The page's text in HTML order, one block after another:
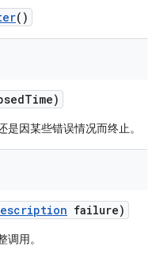
()
Time)
因某些错误情况而终止。
failure)
用。